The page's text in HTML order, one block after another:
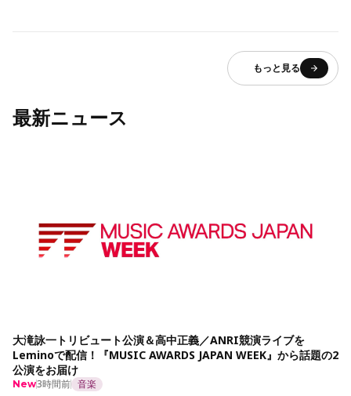
もっと見る
最新ニュース
大滝詠一トリビュート公演＆高中正義／ANRI競演ライブを
Leminoで配信！『MUSIC AWARDS JAPAN WEEK』から話題の2
公演をお届け
New3時間前 音楽